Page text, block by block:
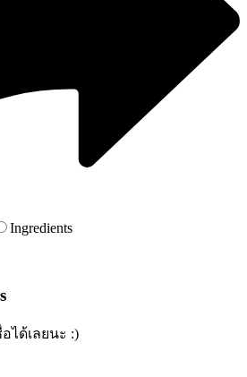
Ingredients
ได้เลยนะ :)